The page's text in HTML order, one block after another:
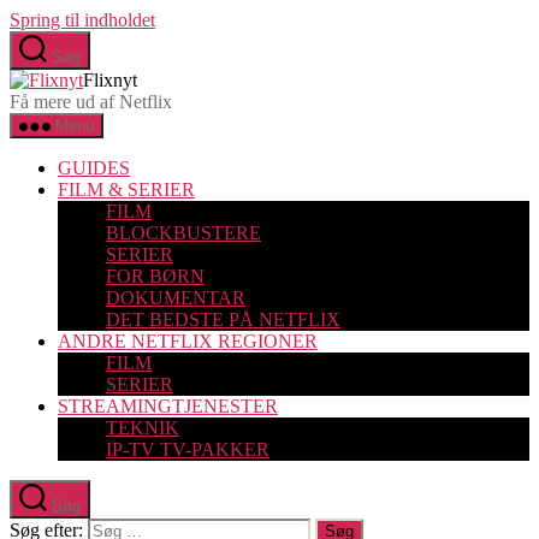
Spring til indholdet
Søg
Flixnyt
Få mere ud af Netflix
Menu
GUIDES
FILM & SERIER
FILM
BLOCKBUSTERE
SERIER
FOR BØRN
DOKUMENTAR
DET BEDSTE PÅ NETFLIX
ANDRE NETFLIX REGIONER
FILM
SERIER
STREAMINGTJENESTER
TEKNIK
IP-TV TV-PAKKER
Søg
Søg efter: